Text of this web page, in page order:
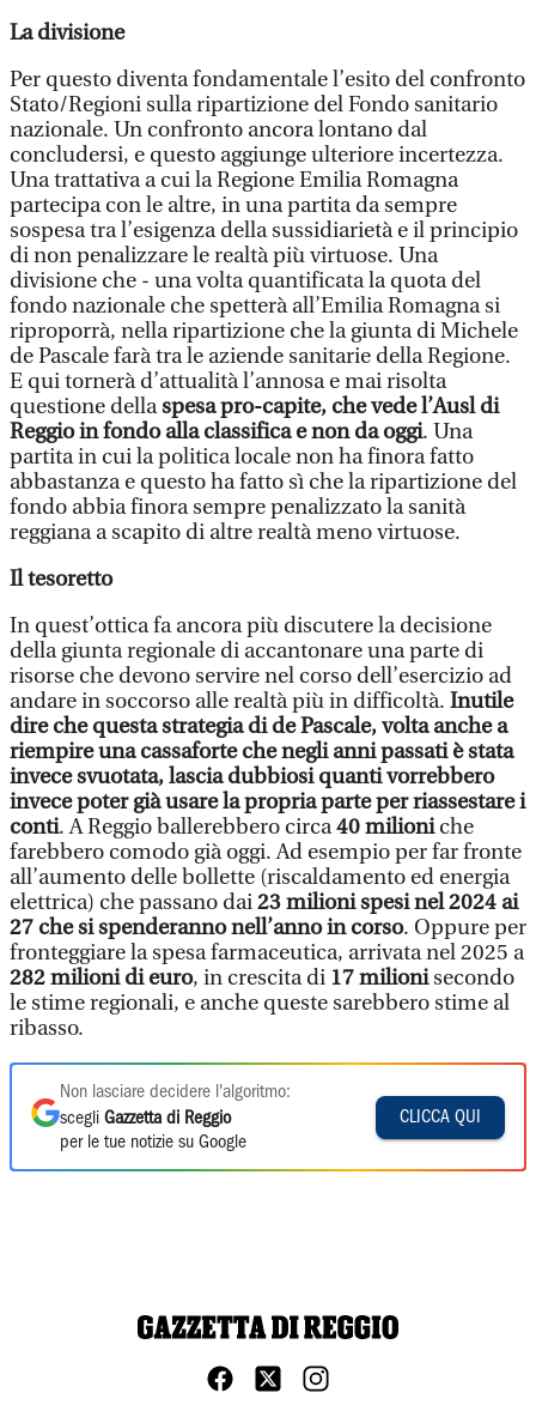
La divisione
Per questo diventa fondamentale l’esito del confronto
Stato/Regioni sulla ripartizione del Fondo sanitario
nazionale. Un confronto ancora lontano dal
concludersi, e questo aggiunge ulteriore incertezza.
Una trattativa a cui la Regione Emilia Romagna
partecipa con le altre, in una partita da sempre
sospesa tra l’esigenza della sussidiarietà e il principio
di non penalizzare le realtà più virtuose. Una
divisione che - una volta quantificata la quota del
fondo nazionale che spetterà all’Emilia Romagna si
riproporrà, nella ripartizione che la giunta di Michele
de Pascale farà tra le aziende sanitarie della Regione.
E qui tornerà d’attualità l’annosa e mai risolta
questione dellaspesa pro-capite, che vede l’Ausl di
Reggio in fondo alla classifica e non da oggi. Una
partita in cui la politica locale non ha finora fatto
abbastanza e questo ha fatto sì che la ripartizione del
fondo abbia finora sempre penalizzato la sanità
reggiana a scapito di altre realtà meno virtuose.
Il tesoretto
In quest’ottica fa ancora più discutere la decisione
della giunta regionale di accantonare una parte di
risorse che devono servire nel corso dell’esercizio ad
andare in soccorso alle realtà più in difficoltà. Inutile
dire che questa strategia di de Pascale, volta anche a
riempire una cassaforte che negli anni passati è stata
invece svuotata, lascia dubbiosi quanti vorrebbero
invece poter già usare la propria parte per riassestare i
conti. A Reggio ballerebbero circa40 milioniche
farebbero comodo già oggi. Ad esempio per far fronte
all’aumento delle bollette (riscaldamento ed energia
elettrica) che passano dai23 milioni spesi nel 2024 ai
27 che si spenderanno nell’anno in corso. Oppure per
fronteggiare la spesa farmaceutica, arrivata nel 2025 a
282 milioni di euro, in crescita di 17 milionisecondo
le stime regionali, e anche queste sarebbero stime al
ribasso.
Non lasciare decidere l'algoritmo:
scegli Gazzetta di Reggio
per le tue notizie su Google
CLICCA QUI